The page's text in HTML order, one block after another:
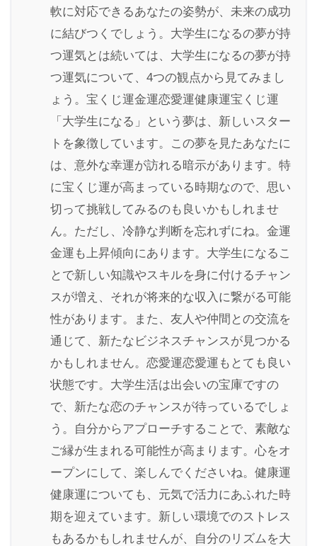
軟に対応できるあなたの姿勢が、未来の成功
に結びつくでしょう。大学生になるの夢が持
つ運気とは続いては、大学生になるの夢が持
つ運気について、4つの観点から見てみまし
ょう。宝くじ運金運恋愛運健康運宝くじ運
「大学生になる」という夢は、新しいスター
トを象徴しています。この夢を見たあなたに
は、意外な幸運が訪れる暗示があります。特
に宝くじ運が高まっている時期なので、思い
切って挑戦してみるのも良いかもしれませ
ん。ただし、冷静な判断を忘れずにね。金運
金運も上昇傾向にあります。大学生になるこ
とで新しい知識やスキルを身に付けるチャン
スが増え、それが将来的な収入に繋がる可能
性があります。また、友人や仲間との交流を
通じて、新たなビジネスチャンスが見つかる
かもしれません。恋愛運恋愛運もとても良い
状態です。大学生活は出会いの宝庫ですの
で、新たな恋のチャンスが待っているでしょ
う。自分からアプローチすることで、素敵な
ご縁が生まれる可能性が高まります。心をオ
ープンにして、楽しんでくださいね。健康運
健康運についても、元気で活力にあふれた時
期を迎えています。新しい環境でのストレス
もあるかもしれませんが、自分のリズムを大